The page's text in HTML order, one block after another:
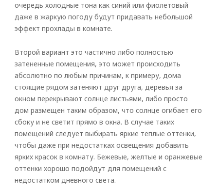
очередь холодные тона как синий или фиолетовый
даже в жаркую погоду будут придавать небольшой
эффект прохлады в комнате.
Второй вариант это частично либо полностью
затененные помещения, это может происходить
абсолютно по любым причинам, к примеру, дома
стоящие рядом затеняют друг друга, деревья за
окном перекрывают солнце листьями, либо просто
дом размещен таким образом, что солнце огибает его
сбоку и не светит прямо в окна. В случае таких
помещений следует выбирать яркие теплые оттенки,
чтобы даже при недостатках освещения добавить
ярких красок в комнату. Бежевые, желтые и оранжевые
оттенки хорошо подойдут для помещений с
недостатком дневного света.